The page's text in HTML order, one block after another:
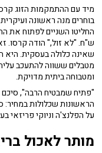
מיד עם ההתמקמות הזוג
בוחרים מנה ראשונה
שאינה כלולה בעסקית. היא
מטבלים ששווה להתעכב
ומטבוחה ביתית מדויקת.
"פתיח שמבטיח הרבה", סיכם
הראשונות שכלולות במחיר:
על הפלנצ'ה וניוקי פריזאי בעלות
מותר לאכול